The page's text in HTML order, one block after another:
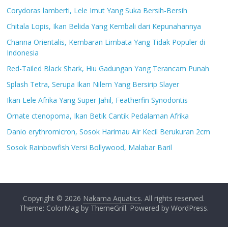
Corydoras lamberti, Lele Imut Yang Suka Bersih-Bersih
Chitala Lopis, Ikan Belida Yang Kembali dari Kepunahannya
Channa Orientalis, Kembaran Limbata Yang Tidak Populer di
Indonesia
Red-Tailed Black Shark, Hiu Gadungan Yang Terancam Punah
Splash Tetra, Serupa Ikan Nilem Yang Bersirip Slayer
Ikan Lele Afrika Yang Super Jahil, Featherfin Synodontis
Ornate ctenopoma, Ikan Betik Cantik Pedalaman Afrika
Danio erythromicron, Sosok Harimau Air Kecil Berukuran 2cm
Sosok Rainbowfish Versi Bollywood, Malabar Baril
Copyright © 2026 Nakama Aquatics. All rights reserved.
Theme: ColorMag by ThemeGrill. Powered by WordPress.